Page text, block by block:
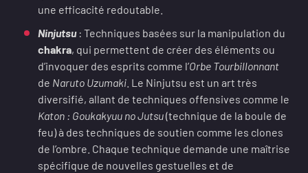
une efficacité redoutable.
Ninjutsu: Techniques basées sur la manipulation du
chakra, qui permettent de créer des éléments ou
d’invoquer des esprits comme l’Orbe Tourbillonnant
de Naruto Uzumaki . Le Ninjutsu est un art très
diversifié, allant de techniques offensives comme le
Katon : Goukakyuu no Jutsu(technique de la boule de
feu) à des techniques de soutien comme les clones
de l’ombre. Chaque technique demande une maîtrise
spécifique de nouvelles gestuelles et de